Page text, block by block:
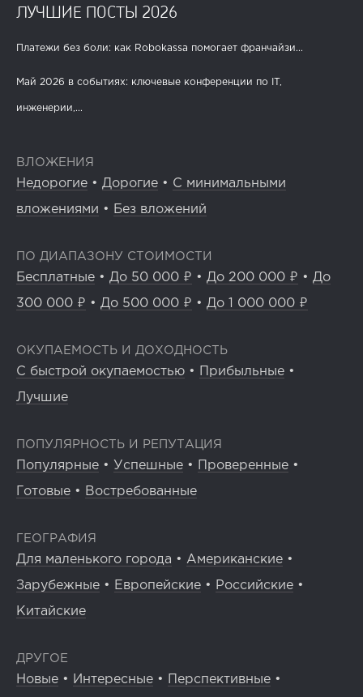
ЛУЧШИЕ ПОСТЫ 2026
Платежи без боли: как Robokassa помогает франчайзи...
Май 2026 в событиях: ключевые конференции по IT,
инженерии,...
ВЛОЖЕНИЯ
Недорогие • Дорогие • С минимальными
вложениями • Без вложений
ПО ДИАПАЗОНУ СТОИМОСТИ
Бесплатные • До 50 000 ₽ • До 200 000 ₽ • До
300 000 ₽ • До 500 000 ₽ • До 1 000 000 ₽
ОКУПАЕМОСТЬ И ДОХОДНОСТЬ
С быстрой окупаемостью • Прибыльные •
Лучшие
ПОПУЛЯРНОСТЬ И РЕПУТАЦИЯ
Популярные • Успешные • Проверенные •
Готовые • Востребованные
ГЕОГРАФИЯ
Для маленького города • Американские •
Зарубежные • Европейские • Российские •
Китайские
ДРУГОЕ
Новые • Интересные • Перспективные •